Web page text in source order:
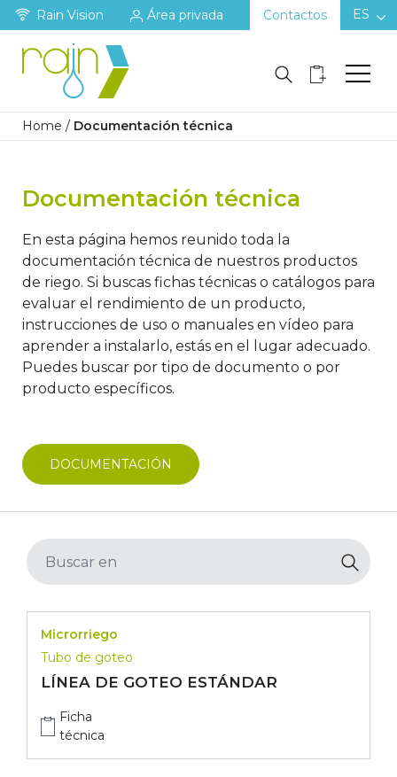
Rain Vision Área privada Contactos ES
Home / Documentación técnica
Documentación técnica
En esta página hemos reunido toda la
documentación técnica de nuestros productos
de riego. Si buscas fichas técnicas o catálogos para
evaluar el rendimiento de un producto,
instrucciones de uso o manuales en vídeo para
aprender a instalarlo, estás en el lugar adecuado.
Puedes buscar por tipo de documento o por
producto específicos.
DOCUMENTACIÓN
Microrriego
Tubo de goteo
LÍNEA DE GOTEO ESTÁNDAR
Ficha
técnica